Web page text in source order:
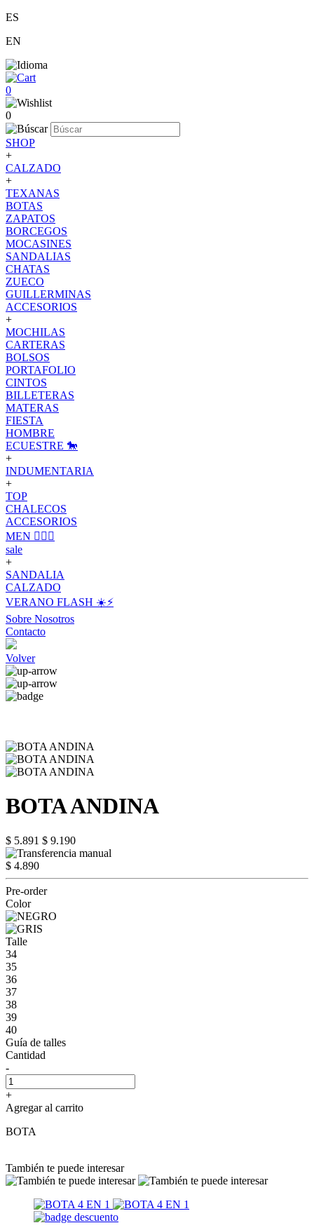
ES
EN
0
0
SHOP
+
CALZADO
+
TEXANAS
BOTAS
ZAPATOS
BORCEGOS
MOCASINES
SANDALIAS
CHATAS
ZUECO
GUILLERMINAS
ACCESORIOS
+
MOCHILAS
CARTERAS
BOLSOS
PORTAFOLIO
CINTOS
BILLETERAS
MATERAS
FIESTA
HOMBRE
ECUESTRE 🐎
+
INDUMENTARIA
+
TOP
CHALECOS
ACCESORIOS
MEN 🙋🏽‍♂️
sale
+
SANDALIA
CALZADO
VERANO FLASH ☀️⚡️
Sobre Nosotros
Contacto
Volver
BOTA ANDINA
$ 5.891 $ 9.190
$ 4.890
Pre-order
Color
Talle
34
35
36
37
38
39
40
Guía de talles
Cantidad
-
+
Agregar al carrito
BOTA
También te puede interesar